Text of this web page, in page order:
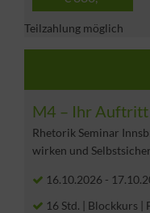
Teilzahlung möglich
M4 – Ihr
Rhetorik Seminar
wirken und
16.10.2026 -
16 Std. | Blockkurs |